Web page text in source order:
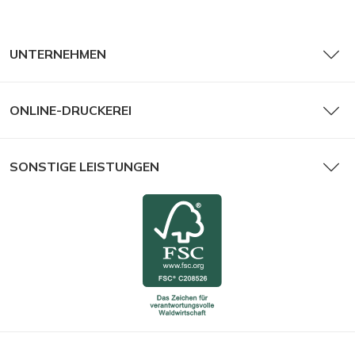
UNTERNEHMEN
ONLINE-DRUCKEREI
SONSTIGE LEISTUNGEN